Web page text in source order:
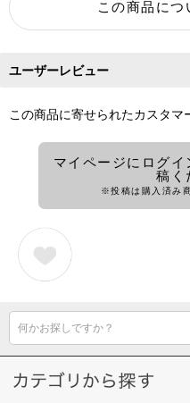
ユーザーレビュー
この商品に寄せられたカスタマ
マイページにログ
稿く
※投稿は購入済み
何かお探しですか？